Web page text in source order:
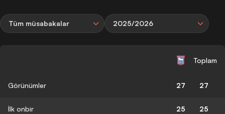
Tüm müsabakalar 2025/2026
Toplam
Görünümler 27 27
İlk onbir 25 25